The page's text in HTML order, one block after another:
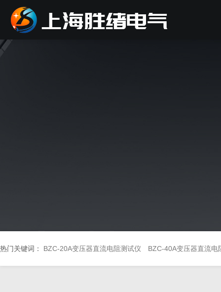
热门关键词： BZC-20A变压器直流电阻测试仪 BZC-40A变压器直流电